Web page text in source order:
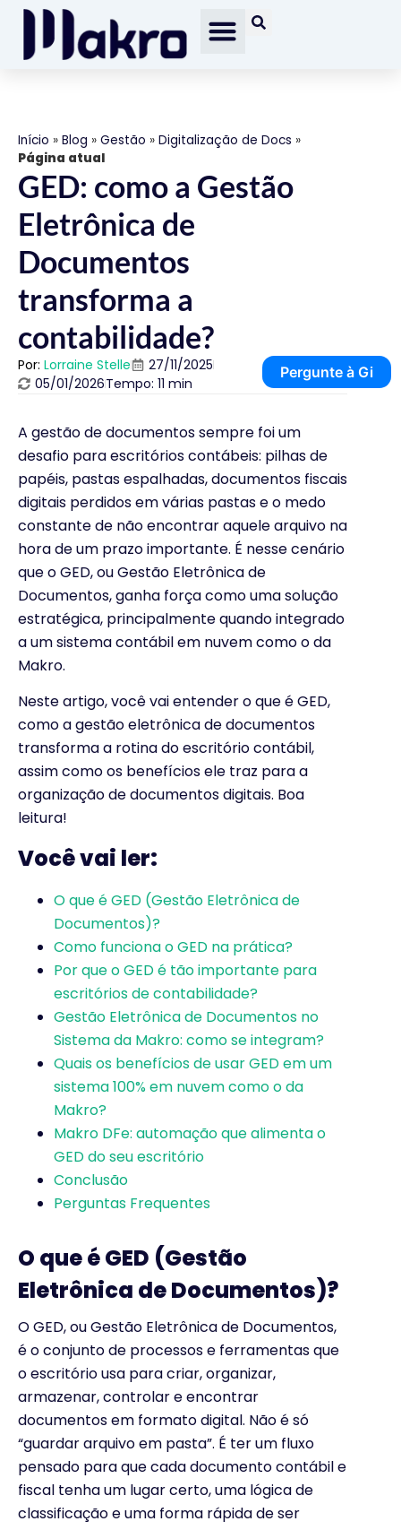
Início » Blog » Gestão » Digitalização de Docs »
Página atual
GED: como a Gestão
Eletrônica de
Documentos
transforma a
contabilidade?
Por: Lorraine Stelle
27/11/2025
05/01/2026Tempo: 11 min
Pergunte à Gi
A gestão de documentos sempre foi um
desafio para escritórios contábeis: pilhas de
papéis, pastas espalhadas, documentos fiscais
digitais perdidos em várias pastas e o medo
constante de não encontrar aquele arquivo na
hora de um prazo importante. É nesse cenário
que o GED, ou Gestão Eletrônica de
Documentos, ganha força como uma solução
estratégica, principalmente quando integrado
a um sistema contábil em nuvem como o da
Makro.
Neste artigo, você vai entender o que é GED,
como a gestão eletrônica de documentos
transforma a rotina do escritório contábil,
assim como os benefícios ele traz para a
organização de documentos digitais. Boa
leitura!
Você vai ler:
O que é GED (Gestão Eletrônica de
Documentos)?
Como funciona o GED na prática?
Por que o GED é tão importante para
escritórios de contabilidade?
Gestão Eletrônica de Documentos no
Sistema da Makro: como se integram?
Quais os benefícios de usar GED em um
sistema 100% em nuvem como o da
Makro?
Makro DFe: automação que alimenta o
GED do seu escritório
Conclusão
Perguntas Frequentes
O que é GED (Gestão
Eletrônica de Documentos)?
O GED, ou Gestão Eletrônica de Documentos,
é o conjunto de processos e ferramentas que
o escritório usa para criar, organizar,
armazenar, controlar e encontrar
documentos em formato digital. Não é só
“guardar arquivo em pasta”. É ter um fluxo
pensado para que cada documento contábil e
fiscal tenha um lugar certo, uma lógica de
classificação e uma forma rápida de ser